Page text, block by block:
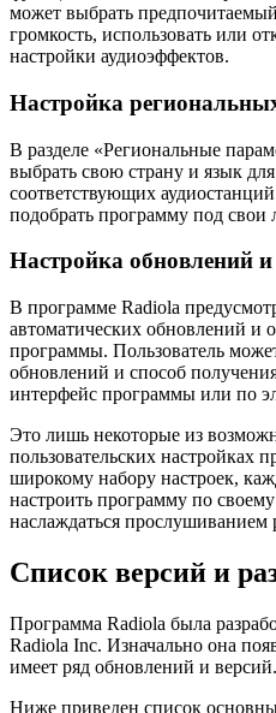
может выбрать
громкость, использовать или
настройки аудиоэффектов.
Настройка
В разделе «Региональные
выбрать свою страну и язык
соответствующих
подобрать программу под свои
Настройка обновлений
В программе Radiola
автоматических обновлений и
программы. Пользователь
обновлений и способ
интерфейс программы или по
Это лишь некоторые из
пользовательских настройках
широкому набору настроек,
настроить программу по
наслаждаться прослушиванием
Список версий и
Программа Radiola была
Radiola Inc. Изначально она
имеет ряд обновлений и версий.
Ниже приведен список